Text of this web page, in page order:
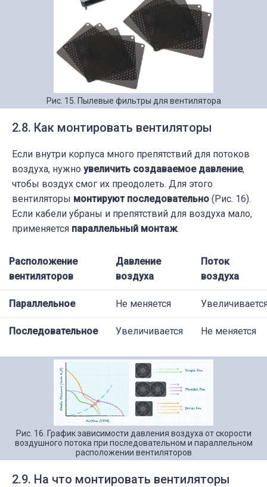
Рис. 15. Пылевые фильтры для вентилятора
2.8. Как монтировать вентиляторы
Если внутри корпуса много препятствий для потоков
воздуха, нужно увеличить создаваемое давление,
чтобы воздух смог их преодолеть. Для этого
вентиляторы монтируют последовательно (Рис. 16).
Если кабели убраны и препятствий для воздуха мало,
применяется параллельный монтаж.
Расположение
вентиляторов
Давление
воздуха
Поток
воздуха
Параллельное Не меняется
Последовательное Увеличивается Не меняется
Рис. 16. График зависимости давления воздуха от скорости
воздушного потока при последовательном и параллельном
расположении вентиляторов
2.9. На что монтировать вентиляторы